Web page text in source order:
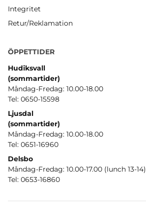
Integritet
Retur/Reklamation
ÖPPETTIDER
Hudiksvall
(sommartider)
Måndag-Fredag: 10.00-18.00
Tel: 0650-15598
Ljusdal
(sommartider)
Måndag-Fredag: 10.00-18.00
Tel: 0651-16960
Delsbo
Måndag-Fredag: 10.00-17.00 (lunch 13-14)
Tel: 0653-16860